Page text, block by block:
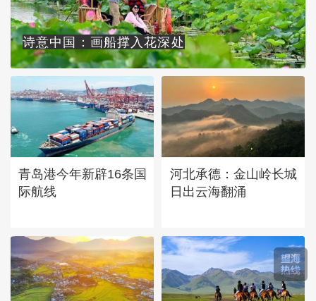
诗意中国：画船撑入花深处
青岛港今年新辟16条国
际航线
河北承德：金山岭长城
日出云海翻涌